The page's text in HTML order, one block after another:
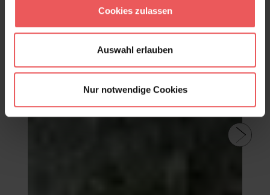
Cookies zulassen
Auswahl erlauben
Nur notwendige Cookies